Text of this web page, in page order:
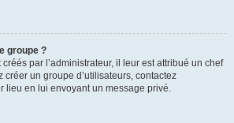
groupe ?
par l’administrateur, il leur est attribué un chef
créer un groupe d’utilisateurs, contactez
lieu en lui envoyant un message privé.